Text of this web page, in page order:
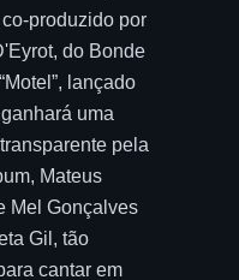
produzido por
do Bonde
lançado
uma
pela
Mateus
Mel Gonçalves
Gil, tão
cantar em